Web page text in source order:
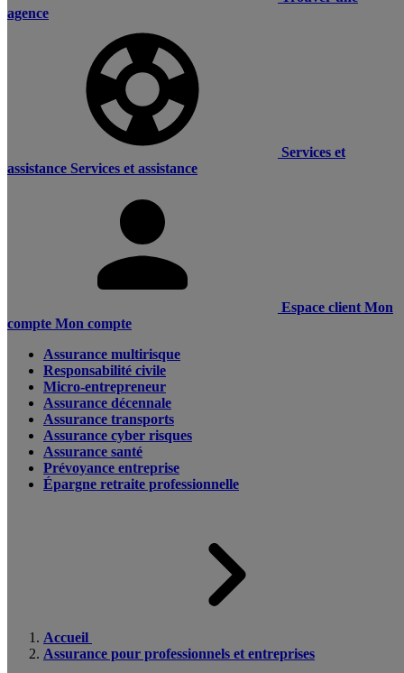
agence
Services et
assistance Services et assistance
Espace client Mon
compte Mon compte
Assurance multirisque
Responsabilité civile
Micro-entrepreneur
Assurance décennale
Assurance transports
Assurance cyber risques
Assurance santé
Prévoyance entreprise
Épargne retraite professionnelle
Accueil
Assurance pour professionnels et entreprises